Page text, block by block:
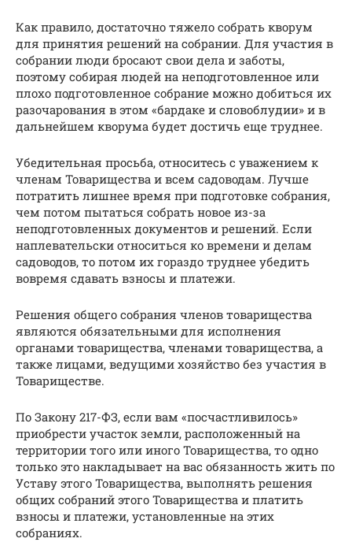
Как правило, достаточно тяжело собрать кворум
для принятия решений на собрании. Для участия в
собрании люди бросают свои дела и заботы,
поэтому собирая людей на неподготовленное или
плохо подготовленное собрание можно добиться их
разочарования в этом «бардаке и словоблудии» и в
дальнейшем кворума будет достичь еще труднее.
Убедительная просьба, относитесь с уважением к
членам Товарищества и всем садоводам. Лучше
потратить лишнее время при подготовке собрания,
чем потом пытаться собрать новое из-за
неподготовленных документов и решений. Если
наплевательски относиться ко времени и делам
садоводов, то потом их гораздо труднее убедить
вовремя сдавать взносы и платежи.
Решения общего собрания членов товарищества
являются обязательными для исполнения
органами товарищества, членами товарищества, а
также лицами, ведущими хозяйство без участия в
Товариществе.
По Закону 217-ФЗ, если вам «посчастливилось»
приобрести участок земли, расположенный на
территории того или иного Товарищества, то одно
только это накладывает на вас обязанность жить по
Уставу этого Товарищества, выполнять решения
общих собраний этого Товарищества и платить
взносы и платежи, установленные на этих
собраниях.